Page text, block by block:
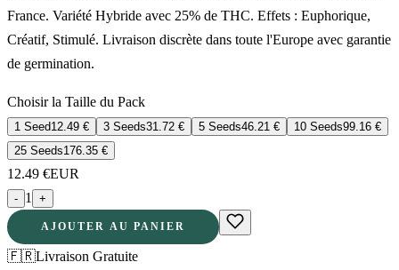
France. Variété Hybride avec 25% de THC. Effets : Euphorique,
Créatif, Stimulé. Livraison discrète dans toute l'Europe avec garantie
de germination.
Choisir la Taille du Pack
1 Seed12.49 € 3 Seeds31.72 € 5 Seeds46.21 € 10 Seeds99.16 €
25 Seeds176.35 €
12.49 €EUR
- 1 +
AJOUTER AU PANIER
🇫🇷Livraison Gratuite